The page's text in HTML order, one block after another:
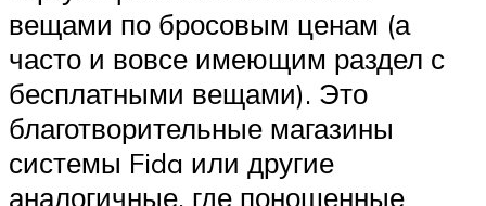
вещами по бросовым ценам (а
часто и вовсе имеющим раздел с
бесплатными вещами). Это
благотворительные магазины
системы Fida или другие
аналогичные, где поношенные